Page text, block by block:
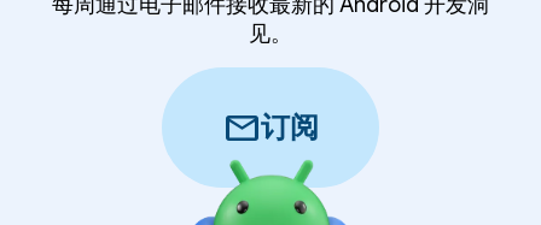
见。
mail订阅